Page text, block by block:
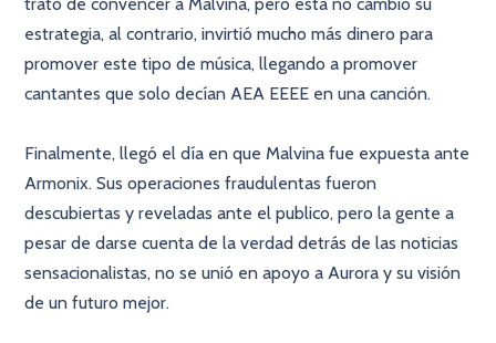
estrategia, al contrario, invirtió mucho más dinero para
promover este tipo de música, llegando a promover
cantantes que solo decían AEA EEEE en una canción.
Finalmente, llegó el día en que Malvina fue expuesta ante
Armonix. Sus operaciones fraudulentas fueron
descubiertas y reveladas ante el publico, pero la gente a
pesar de darse cuenta de la verdad detrás de las noticias
sensacionalistas, no se unió en apoyo a Aurora y su visión
de un futuro mejor.